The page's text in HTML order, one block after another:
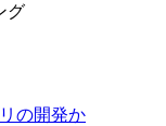
グ
の開発か